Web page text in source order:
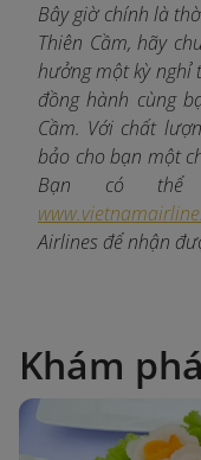
Bây giờ chính là
Thiên Cầm, hãy
hưởng một kỳ nghỉ
đồng hành cùng
Cầm. Với chất
bảo cho bạn một
Bạn có
Airlines để nhận
Khám